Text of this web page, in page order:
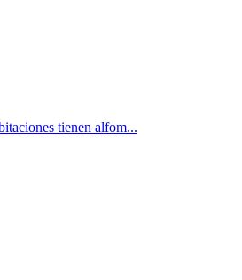
tienen alfom...